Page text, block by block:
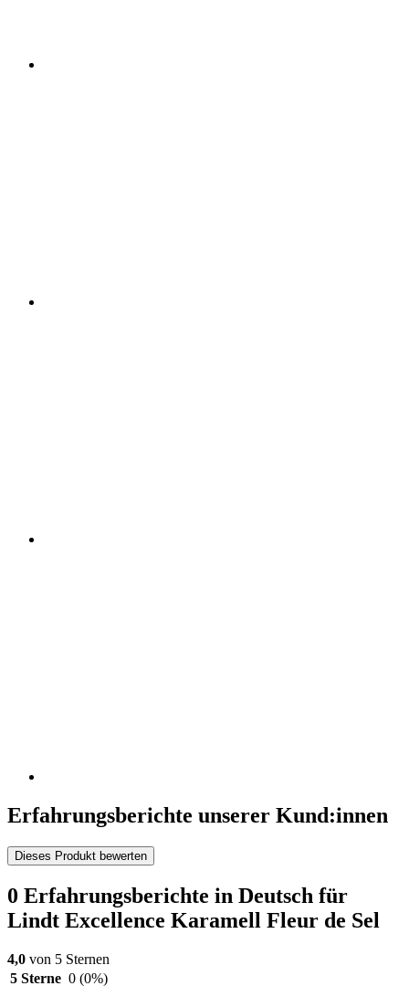
Erfahrungsberichte unserer Kund:innen
Dieses Produkt bewerten
0 Erfahrungsberichte in Deutsch für
Lindt Excellence Karamell Fleur de Sel
4,0 von 5 Sternen
5 Sterne 0 (0%)